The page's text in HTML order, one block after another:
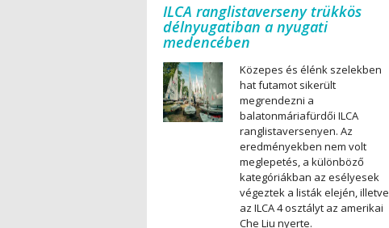
ILCA ranglistaverseny trükkös
délnyugatiban a nyugati
medencében
Közepes és élénk szelekben
hat futamot sikerült
megrendezni a
balatonmáriafürdői ILCA
ranglistaversenyen. Az
eredményekben nem volt
meglepetés, a különböző
kategóriákban az esélyesek
végeztek a listák elején, illetve
az ILCA 4 osztályt az amerikai
Che Liu nyerte.